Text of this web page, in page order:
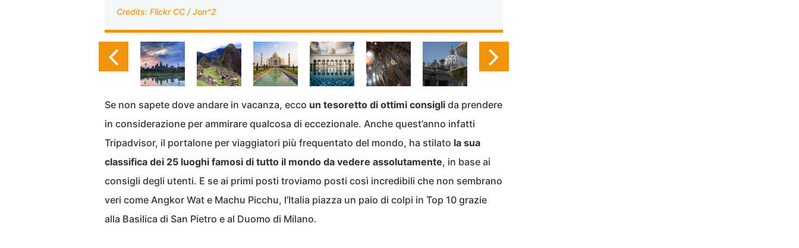
Credits: Flickr CC / Jon^2
Se non sapete dove andare in vacanza, ecco un tesoretto di ottimi consigli da prendere
in considerazione per ammirare qualcosa di eccezionale. Anche quest’anno infatti
Tripadvisor, il portalone per viaggiatori più frequentato del mondo, ha stilato la sua
classifica dei 25 luoghi famosi di tutto il mondo da vedere assolutamente, in base ai
consigli degli utenti. E se ai primi posti troviamo posti così incredibili che non sembrano
veri come Angkor Wat e Machu Picchu, l’Italia piazza un paio di colpi in Top 10 grazie
alla Basilica di San Pietro e al Duomo di Milano.